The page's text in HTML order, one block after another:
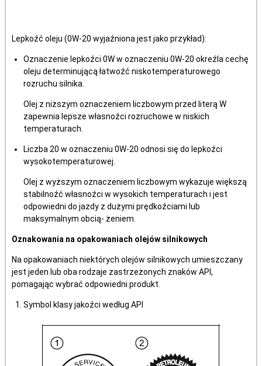
Lepkoźć oleju (0W-20 wyjaźniona jest jako przykład):
Oznaczenie lepkoźci 0W w oznaczeniu 0W-20 okreźla cechę
oleju determinującą łatwoźć niskotemperaturowego
rozruchu silnika.
Olej z niższym oznaczeniem liczbowym przed literą W
zapewnia lepsze własnoźci rozruchowe w niskich
temperaturach.
Liczba 20 w oznaczeniu 0W-20 odnosi się do lepkoźci
wysokotemperaturowej.
Olej z wyższym oznaczeniem liczbowym wykazuje większą
stabilnoźć własnoźci w wysokich temperaturach i jest
odpowiedni do jazdy z dużymi prędkoźciami lub
maksymalnym obcią- żeniem.
Oznakowania na opakowaniach olejów silnikowych
Na opakowaniach niektórych olejów silnikowych umieszczany
jest jeden lub oba rodzaje zastrzeżonych znaków API,
pomagając wybrać odpowiedni produkt.
Symbol klasy jakoźci według API